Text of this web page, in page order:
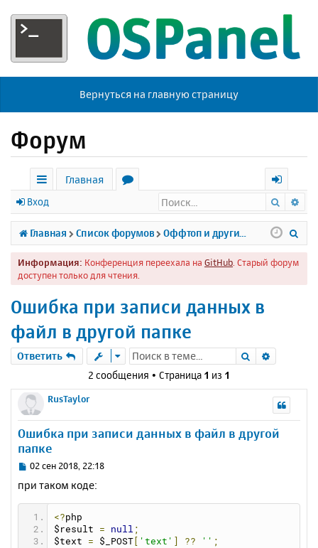
Вернуться на главную страницу
Форум
с
ы
л
к
Главная
р
у
м
х
о
д
Вход Поиск
Главная Список форумов
Информация: Конференция переехала на GitHub . Старый форум
доступен только для чтения.
Ошибка при записи данных в
файл в другой папке
Ответить Поиск
2 сообщения • Страница 1 из 1
RusTaylor
Ошибка при записи данных в файл в другой
папке
С
о
б
щ
02 сен 2018, 22:18
при таком коде:
<?php
$result = null ;
$text = $_POST 'text' ?? '' ;